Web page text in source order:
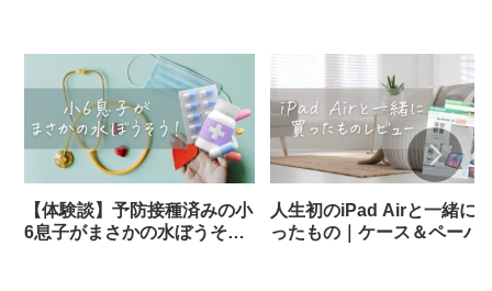
【体験談】予防接種済みの小
6息子がまさかの水ぼうそ
人生初のiPad Airと一緒に
ったもの｜ケース＆ペーパ